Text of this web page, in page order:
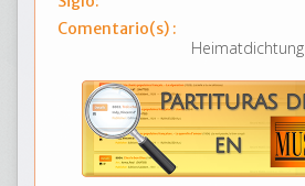
Comentario(s) :
Heimatdichtung